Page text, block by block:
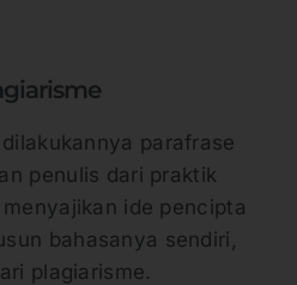
parafrase
penulis dari praktik
ide pencipta
bahasanya sendiri,
plagiarisme.